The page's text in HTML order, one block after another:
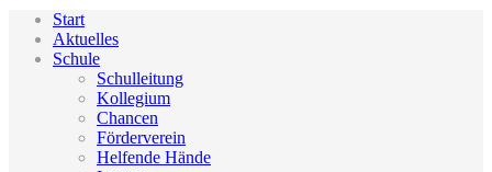
Start
Aktuelles
Schule
Schulleitung
Kollegium
Chancen
Förderverein
Helfende Hände